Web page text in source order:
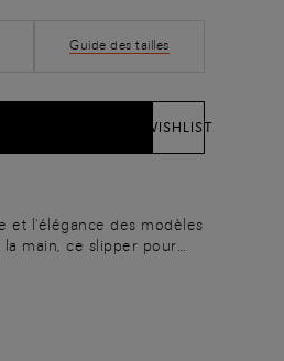
Guide des tailles
WISHLIST
et l'élégance des modèles
main, ce slipper pour